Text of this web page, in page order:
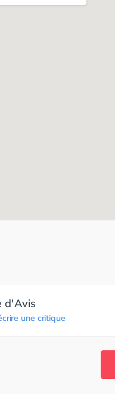
d'Avis
une critique